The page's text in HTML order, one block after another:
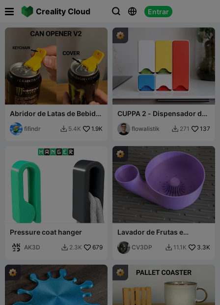
Creality Cloud   Entrar
 
Abridor de Latas de Bebida
com Tampa
fifindr  5.4K 1.9K
CUPPA 2 - Dispensador de
Saquinhos de Chá
flowalistik  271 137
Pressure coat hanger
AK3D  2.3K 679
Lavador de Frutas e
Vegetais Melhorado V3
CV3DP  11.1K 3.3K